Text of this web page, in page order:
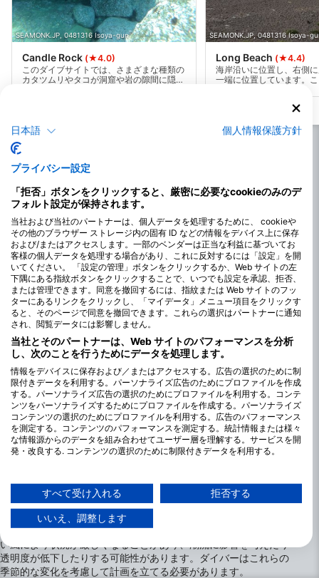
SEAMONK.JP, 0481316 Isoya-gun
Candle Rock (★4.0)
このダイブサイトでは、さまざまな種類の
カタツムリやタコが洞窟や岩の隙間に隠れ
庭園のような景観が広がっています。さら
て、この魅惑的な海の世界を探索し、水中
楽しむことができます。
SEAMONK.JP, 0481316 Isoya-
Long Beach (★4.4)
海岸沿いに位置し、右側
一端に位置しています。
が、必要なギアを持って
ります。広々とした砂浜
す。ただし、注意が必要
北海道でのダイビングのベストシーズン
北海道でのダイビングは、年間を通して多様な体験が可能です。
まで変化します。透明度は季節や場所によって大きく異なり、通
常5から20メートルの範囲です。
年間を通してダイビングは可能ですが、水温が高く透明度が最も
高くなる晩春から初秋にかけてが最も好条件です。冬は低温や強
い風により状況が厳しくなることがあり、潮流に影響を与えたり
透明度が低下したりする可能性があります。ダイバーはこれらの
季節的な変化を考慮して計画を立てる必要があります。
日本語 個人情報保護方針
プライバシー設定
「拒否」ボタンをクリックすると、厳密に必要なcookieのみのデ
フォルト設定が保持されます。
当社および当社のパートナーは、個人データを処理するために、 cookieや
その他のブラウザー ストレージ内の固有 ID などの情報をデバイス上に保存
および/またはアクセスします。一部のベンダーは正当な利益に基づいてお
客様の個人データを処理する場合があり、これに反対するには「設定」を開
いてください。 「設定の管理」ボタンをクリックするか、Web サイトの左
下隅にある指紋ボタンをクリックすることで、いつでも設定を承認、拒否、
または管理できます。同意を撤回するには、指紋または Web サイトのフッ
ターにあるリンクをクリックし、「マイデータ」メニュー項目をクリックす
ると、そのページで同意を撤回できます。これらの選択はパートナーに通知
され、閲覧データには影響しません。
当社とそのパートナーは、Web サイトのパフォーマンスを分析
し、次のことを行うためにデータを処理します。
情報をデバイスに保存および／またはアクセスする。広告の選択のために制
限付きデータを利用する。パーソナライズ広告のためにプロファイルを作成
する。パーソナライズ広告の選択のためにプロファイルを利用する。コンテ
ンツをパーソナライズするためにプロファイルを作成する。パーソナライズ
コンテンツの選択のためにプロファイルを利用する。広告のパフォーマンス
を測定する。コンテンツのパフォーマンスを測定する。統計情報または様々
な情報源からのデータを組み合わせてユーザー層を理解する。サービスを開
発・改良する. コンテンツの選択のために制限付きデータを利用する。
データは欧州連合外で共有され、米国に送信される場合があります。
お客様の同意とcookieポリシーは、この Web サイト/アプリにのみ適用され
当社はお客様のデータを次の目的で使用します。
IABの処理目的：
すべて受け入れる 拒否する
いいえ、調整します